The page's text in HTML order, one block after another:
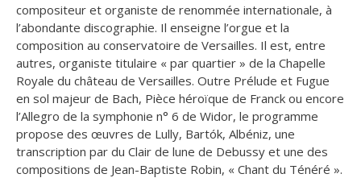
compositeur et organiste de renommée internationale, à
l’abondante discographie. Il enseigne l’orgue et la
composition au conservatoire de Versailles. Il est, entre
autres, organiste titulaire « par quartier » de la Chapelle
Royale du château de Versailles. Outre Prélude et Fugue
en sol majeur de Bach, Pièce héroïque de Franck ou encore
l’Allegro de la symphonie n° 6 de Widor, le programme
propose des œuvres de Lully, Bartók, Albéniz, une
transcription par du Clair de lune de Debussy et une des
compositions de Jean-Baptiste Robin, « Chant du Ténéré ».